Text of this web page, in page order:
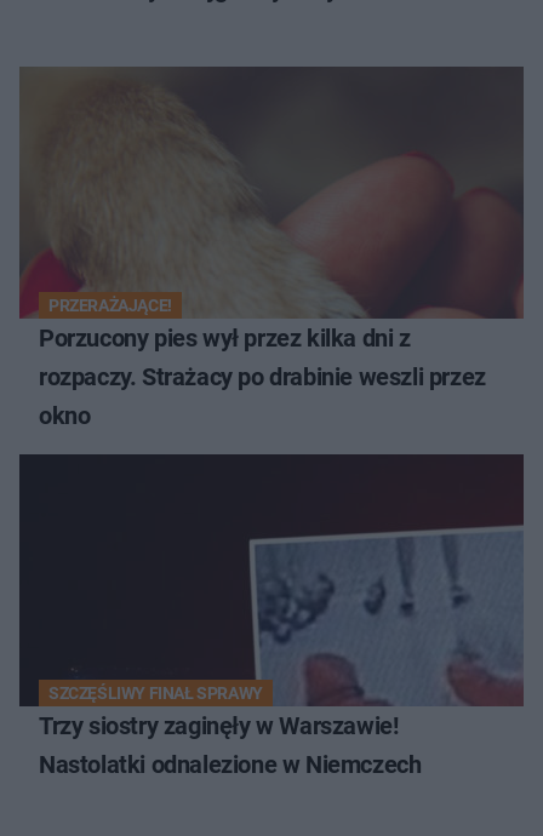
PRZERAŻAJĄCE!
Porzucony pies wył przez kilka dni z
rozpaczy. Strażacy po drabinie weszli przez
okno
SZCZĘŚLIWY FINAŁ SPRAWY
Trzy siostry zaginęły w Warszawie!
Nastolatki odnalezione w Niemczech